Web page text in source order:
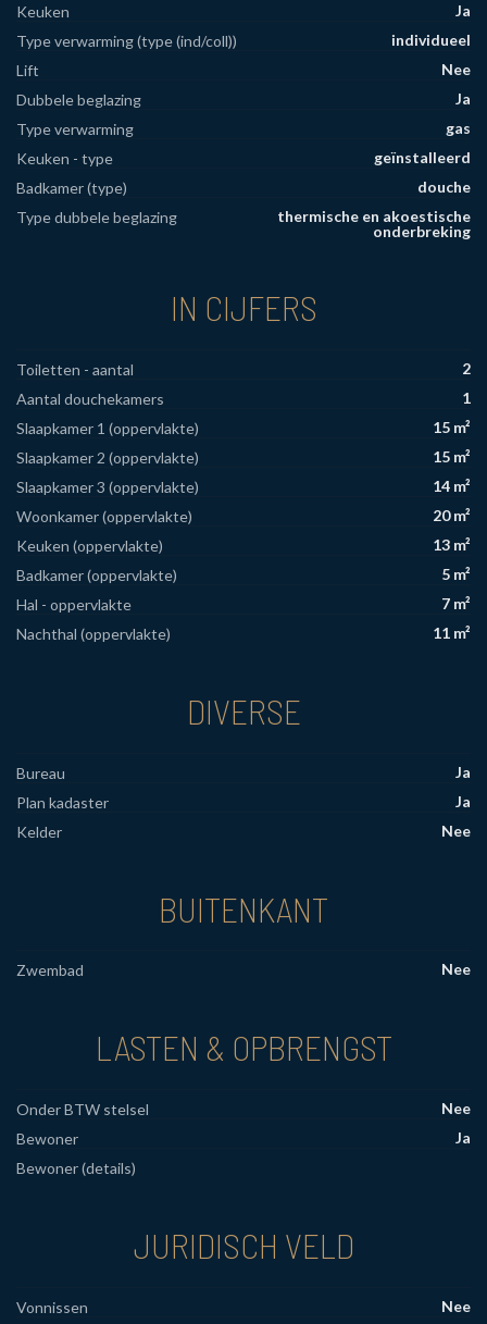
Keuken
Ja
Type verwarming (type (ind/coll))
individueel
Lift
Nee
Dubbele beglazing
Ja
Type verwarming
gas
Keuken - type
geïnstalleerd
Badkamer (type)
douche
Type dubbele beglazing
thermische en akoestische
onderbreking
IN CIJFERS
Toiletten - aantal
2
Aantal douchekamers
1
Slaapkamer 1 (oppervlakte)
15 m²
Slaapkamer 2 (oppervlakte)
15 m²
Slaapkamer 3 (oppervlakte)
14 m²
Woonkamer (oppervlakte)
20 m²
Keuken (oppervlakte)
13 m²
Badkamer (oppervlakte)
5 m²
Hal - oppervlakte
7 m²
Nachthal (oppervlakte)
11 m²
DIVERSE
Bureau
Ja
Plan kadaster
Ja
Kelder
Nee
BUITENKANT
Zwembad Nee
LASTEN & OPBRENGST
Onder BTW stelsel
Nee
Bewoner
Ja
Bewoner (details)
JURIDISCH VELD
Vonnissen Nee